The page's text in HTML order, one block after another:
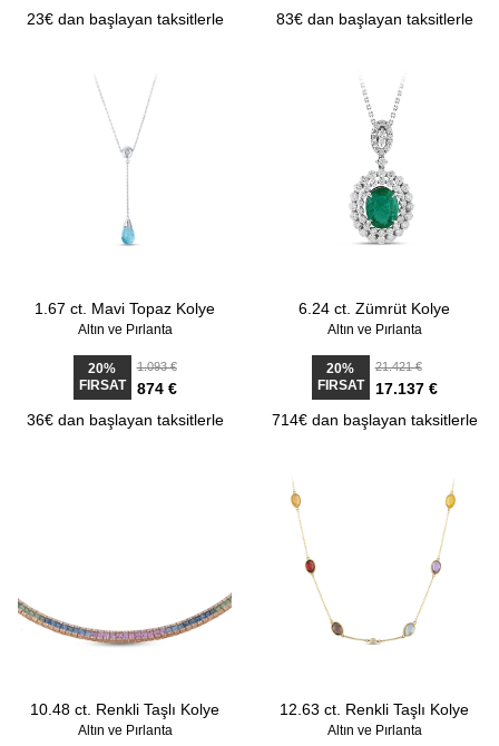
23€ dan başlayan taksitlerle
83€ dan başlayan taksitlerle
1.67 ct. Mavi Topaz Kolye
Altın ve Pırlanta
20%
FIRSAT
1.093 €
874 €
36€ dan başlayan taksitlerle
6.24 ct. Zümrüt Kolye
Altın ve Pırlanta
20%
FIRSAT
21.421 €
17.137 €
714€ dan başlayan taksitlerle
10.48 ct. Renkli Taşlı Kolye
Altın ve Pırlanta
12.63 ct. Renkli Taşlı Kolye
Altın ve Pırlanta